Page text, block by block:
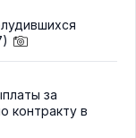
за
контракту в